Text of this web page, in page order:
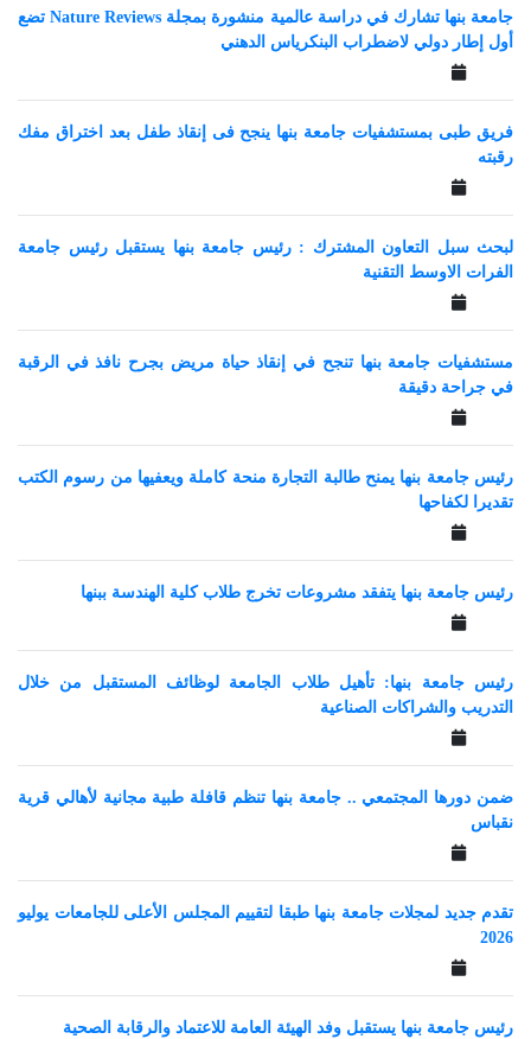
جامعة بنها تشارك في دراسة عالمية منشورة بمجلة Nature Reviews تضع
أول إطار دولي لاضطراب البنكرياس الدهني
فريق طبى بمستشفيات جامعة بنها ينجح فى إنقاذ طفل بعد اختراق مفك
رقبته
لبحث سبل التعاون المشترك : رئيس جامعة بنها يستقبل رئيس جامعة
الفرات الاوسط التقنية
مستشفيات جامعة بنها تنجح في إنقاذ حياة مريض بجرح نافذ في الرقبة
في جراحة دقيقة
رئيس جامعة بنها يمنح طالبة التجارة منحة كاملة ويعفيها من رسوم الكتب
تقديرا لكفاحها
رئيس جامعة بنها يتفقد مشروعات تخرج طلاب كلية الهندسة ببنها
رئيس جامعة بنها: تأهيل طلاب الجامعة لوظائف المستقبل من خلال
التدريب والشراكات الصناعية
ضمن دورها المجتمعي .. جامعة بنها تنظم قافلة طبية مجانية لأهالي قرية
نقباس
تقدم جديد لمجلات جامعة بنها طبقا لتقييم المجلس الأعلى للجامعات يوليو
2026
رئيس جامعة بنها يستقبل وفد الهيئة العامة للاعتماد والرقابة الصحية